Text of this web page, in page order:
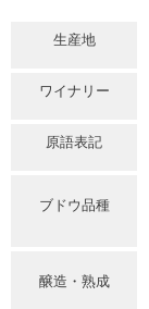
生産地
ワイナリー
原語表記
ブドウ品種
醸造・熟成